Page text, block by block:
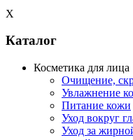
X
Каталог
Косметика для лица
Очищение,
Увлажнение
Питание кожи
Уход вокруг
Уход за